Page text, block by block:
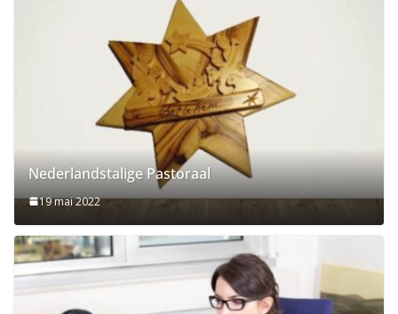
Nederlandstalige Pastoraal
19 mai 2022